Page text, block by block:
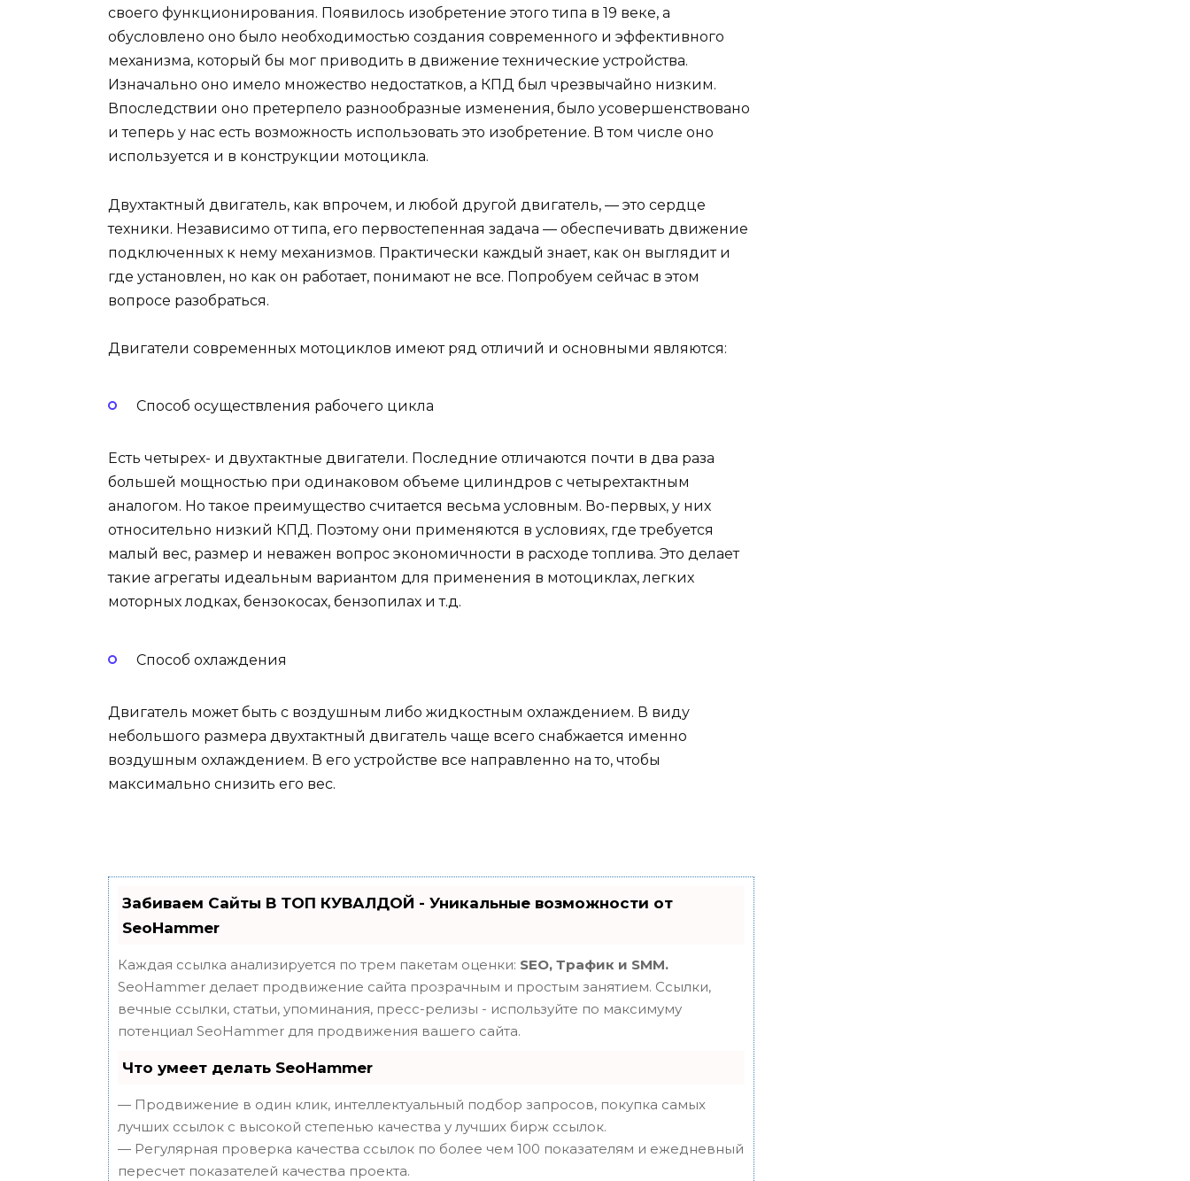
своего функционирования. Появилось изобретение этого типа в 19 веке, а
обусловлено оно было необходимостью создания современного и эффективного
механизма, который бы мог приводить в движение технические устройства.
Изначально оно имело множество недостатков, а КПД был чрезвычайно низким.
Впоследствии оно претерпело разнообразные изменения, было усовершенствовано
и теперь у нас есть возможность использовать это изобретение. В том числе оно
используется и в конструкции мотоцикла.
Двухтактный двигатель, как впрочем, и любой другой двигатель, — это сердце
техники. Независимо от типа, его первостепенная задача — обеспечивать движение
подключенных к нему механизмов. Практически каждый знает, как он выглядит и
где установлен, но как он работает, понимают не все. Попробуем сейчас в этом
вопросе разобраться.
Двигатели современных мотоциклов имеют ряд отличий и основными являются:
Способ осуществления рабочего цикла
Есть четырех- и двухтактные двигатели. Последние отличаются почти в два раза
большей мощностью при одинаковом объеме цилиндров с четырехтактным
аналогом. Но такое преимущество считается весьма условным. Во-первых, у них
относительно низкий КПД. Поэтому они применяются в условиях, где требуется
малый вес, размер и неважен вопрос экономичности в расходе топлива. Это делает
такие агрегаты идеальным вариантом для применения в мотоциклах, легких
моторных лодках, бензокосах, бензопилах и т.д.
Способ охлаждения
Двигатель может быть с воздушным либо жидкостным охлаждением. В виду
небольшого размера двухтактный двигатель чаще всего снабжается именно
воздушным охлаждением. В его устройстве все направленно на то, чтобы
максимально снизить его вес.
Забиваем Сайты В ТОП КУВАЛДОЙ - Уникальные возможности от
SeoHammer
Каждая ссылка анализируется по трем пакетам оценки: SEO, Трафик и SMM.
SeoHammer делает продвижение сайта прозрачным и простым занятием. Ссылки,
вечные ссылки, статьи, упоминания, пресс-релизы - используйте по максимуму
потенциал SeoHammer для продвижения вашего сайта.
Что умеет делать SeoHammer
— Продвижение в один клик, интеллектуальный подбор запросов, покупка самых
лучших ссылок с высокой степенью качества у лучших бирж ссылок.
— Регулярная проверка качества ссылок по более чем 100 показателям и ежедневный
пересчет показателей качества проекта.